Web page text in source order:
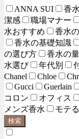
ANNA SUI 香
潔感
職場マナー
水おすすめ
香水
香水の基礎知識
の選び方
香水の量
水選び
年代別
Chanel
Chloe
Gucci
Guerlain
コロン
オフィス
メンズ香水
モテ
検索